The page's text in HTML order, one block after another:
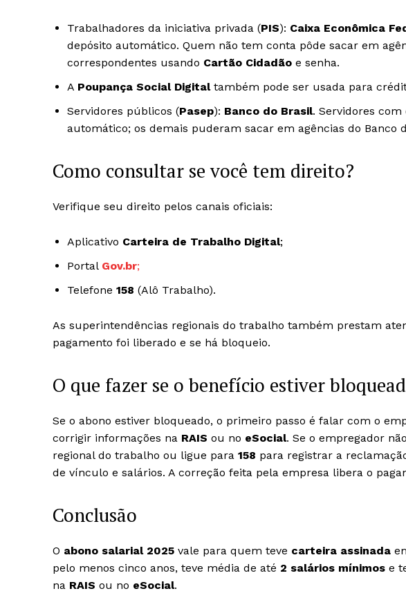
Trabalhadores da iniciativa privada (PIS): Caixa Econômica
depósito automático. Quem não tem conta pôde sacar em
correspondentes usando Cartão Cidadão e senha.
A Poupança Social Digitaltambém pode ser usada para
Servidores públicos (Pasep): Banco do Brasil. Servidores
automático; os demais puderam sacar em agências do Banco
Como consultar se você tem direito?
Verifique seu direito pelos canais oficiais:
Aplicativo Carteira de Trabalho Digital;
Portal Gov.br;
Telefone 158 (Alô Trabalho).
As superintendências regionais do trabalho também prestam
pagamento foi liberado e se há bloqueio.
O que fazer se o benefício estiver
Se o abono estiver bloqueado, o primeiro passo é falar com o
corrigir informações na RAIS ou no eSocial. Se o empregador
regional do trabalho ou ligue para 158 para registrar a
de vínculo e salários. A correção feita pela empresa libera o
Conclusão
O abono salarial 2025 vale para quem teve carteira assinada
pelo menos cinco anos, teve média de até 2 salários mínimos e
na RAIS ou no eSocial.